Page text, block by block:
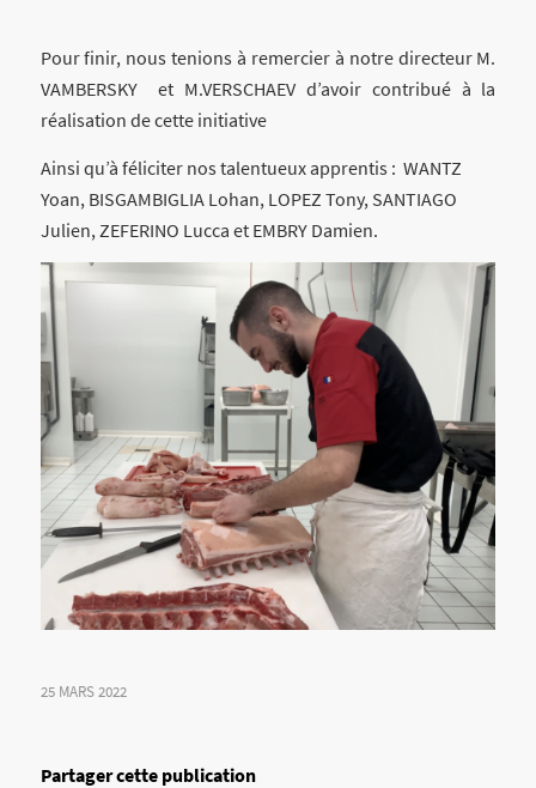
Pour finir, nous tenions à remercier à notre directeur M.
VAMBERSKY et M.VERSCHAEV d’avoir contribué à la
réalisation de cette initiative
Ainsi qu’à féliciter nos talentueux apprentis : WANTZ
Yoan, BISGAMBIGLIA Lohan, LOPEZ Tony, SANTIAGO
Julien, ZEFERINO Lucca et EMBRY Damien.
25 MARS 2022
Partager cette publication